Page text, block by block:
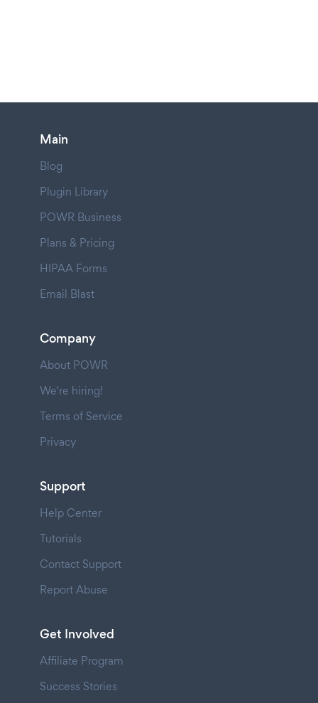
Main
Blog
Plugin Library
POWR Business
Plans & Pricing
HIPAA Forms
Email Blast
Company
About POWR
We're hiring!
Terms of Service
Privacy
Support
Help Center
Tutorials
Contact Support
Report Abuse
Get Involved
Affiliate Program
Success Stories